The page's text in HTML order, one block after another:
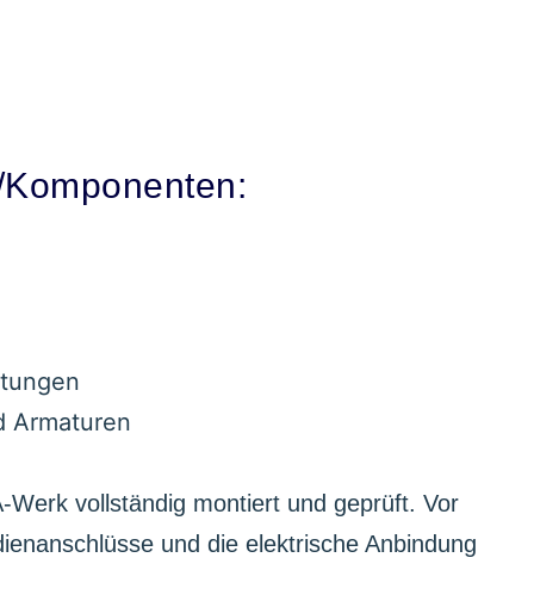
Armaturen
Werk vollständig montiert und geprüft. Vor
und die elektrische Anbindung